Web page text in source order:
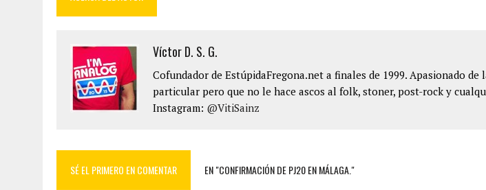
Víctor D. S. G.
Cofundador de EstúpidaFregona.net a finales de 1999. Apasionado de
particular pero que no le hace ascos al folk, stoner, post-rock y
Instagram: @VitiSainz
SÉ EL PRIMERO EN COMENTAR EN "CONFIRMACIÓN DE PJ20 EN MÁLAGA."